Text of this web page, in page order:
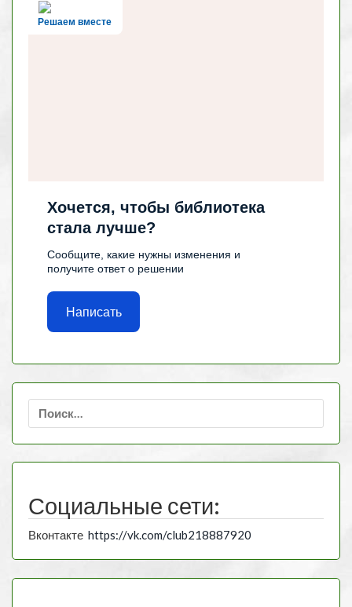
Решаем вместе
Хочется, чтобы библиотека
стала лучше?
Сообщите, какие нужны изменения и
получите ответ о решении
Написать
Социальные сети:
Вконтакте https://vk.com/club218887920